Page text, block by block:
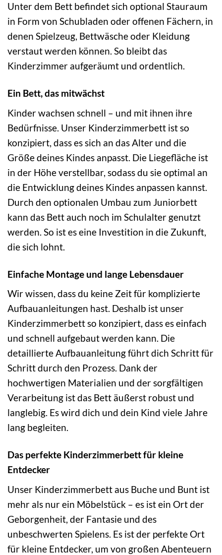
Unter dem Bett befindet sich optional Stauraum
in Form von Schubladen oder offenen Fächern, in
denen Spielzeug, Bettwäsche oder Kleidung
verstaut werden können. So bleibt das
Kinderzimmer aufgeräumt und ordentlich.
Ein Bett, das mitwächst
Kinder wachsen schnell – und mit ihnen ihre
Bedürfnisse. Unser Kinderzimmerbett ist so
konzipiert, dass es sich an das Alter und die
Größe deines Kindes anpasst. Die Liegefläche ist
in der Höhe verstellbar, sodass du sie optimal an
die Entwicklung deines Kindes anpassen kannst.
Durch den optionalen Umbau zum Juniorbett
kann das Bett auch noch im Schulalter genutzt
werden. So ist es eine Investition in die Zukunft,
die sich lohnt.
Einfache Montage und lange Lebensdauer
Wir wissen, dass du keine Zeit für komplizierte
Aufbauanleitungen hast. Deshalb ist unser
Kinderzimmerbett so konzipiert, dass es einfach
und schnell aufgebaut werden kann. Die
detaillierte Aufbauanleitung führt dich Schritt für
Schritt durch den Prozess. Dank der
hochwertigen Materialien und der sorgfältigen
Verarbeitung ist das Bett äußerst robust und
langlebig. Es wird dich und dein Kind viele Jahre
lang begleiten.
Das perfekte Kinderzimmerbett für kleine
Entdecker
Unser Kinderzimmerbett aus Buche und Bunt ist
mehr als nur ein Möbelstück – es ist ein Ort der
Geborgenheit, der Fantasie und des
unbeschwerten Spielens. Es ist der perfekte Ort
für kleine Entdecker, um von großen Abenteuern